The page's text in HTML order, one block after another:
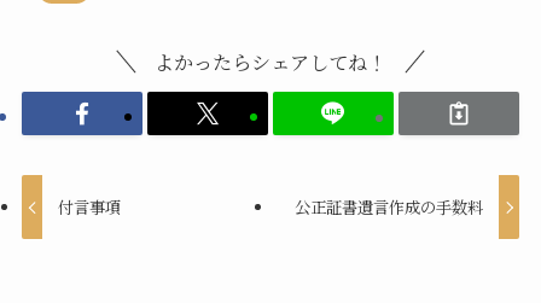
よかったらシェアしてね！
付言事項 公正証書遺言作成の手数料